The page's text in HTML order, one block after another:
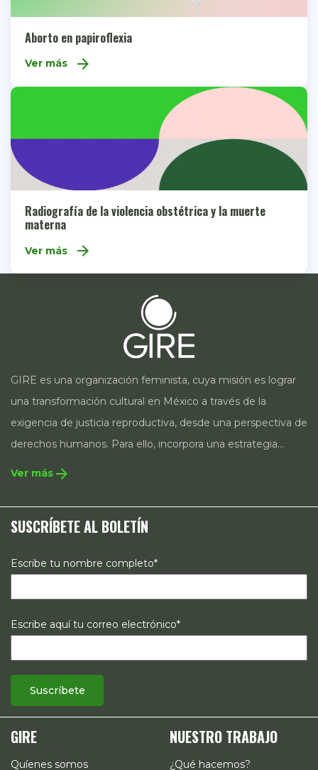
Aborto en papiroflexia
Ver más arrow_forward
Radiografía de la violencia obstétrica y la muerte
materna
Ver más arrow_forward
GIRE es una organización feminista, cuya misión es lograr
una transformación cultural en México a través de la
exigencia de justicia reproductiva, desde una perspectiva de
derechos humanos. Para ello, incorpora una estrategia
integral que contempla la incidencia en legislación y
estrategias de comunicación e investigación sobre el
estado de los derechos reproductivos en México.
Ver más arrow_forward
SUSCRÍBETE AL BOLETÍN
Escribe tu nombre completo*
Escribe aquí tu correo electrónico*
GIRE
Quíenes somos
NUESTRO TRABAJO
¿Qué hacemos?